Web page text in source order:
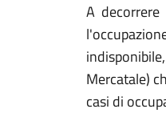
A
Mercatale)
casi di